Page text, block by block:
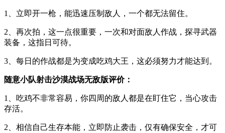
1、立即开一枪，能迅速压制敌人，一个都无法留住。
2、再次拍，这一点很重要，一次和对面敌人作战，探寻武器
装备，这指日可待。
3、每日的作战都是为变成吃鸡大王，这必须努力才能达到。
随意小队射击沙漠战场无敌版评价：
1、吃鸡不非常容易，你四周的敌人都是在盯住它，当心攻击
存活。
2、相信自己生存本能，立即防止袭击，仅有确保安全，才可